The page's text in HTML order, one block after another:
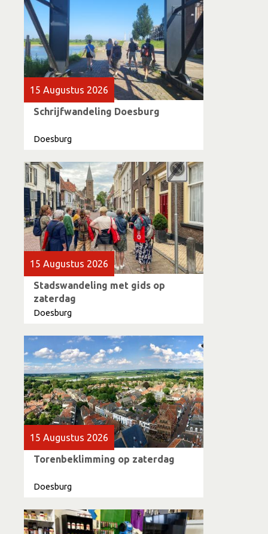
15 Augustus 2026
Schrijfwandeling Doesburg
Doesburg
15 Augustus 2026
Stadswandeling met gids op
zaterdag
Doesburg
15 Augustus 2026
Torenbeklimming op zaterdag
Doesburg